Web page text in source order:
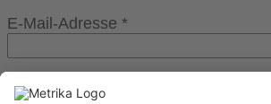
E-Mail-Adresse *
Website